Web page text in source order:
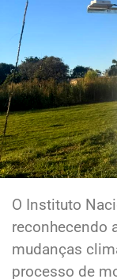
O Instituto
reconhecendo
mudanças
processo de